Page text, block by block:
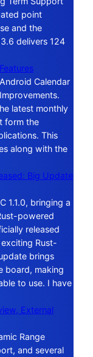
point
and the
delivers 124
Calendar
latest monthly
form the
This
along with the
Big Update
1.1.0, bringing a
powered
released
Rust-
brings
board, making
to use. I have
External
Range
and several